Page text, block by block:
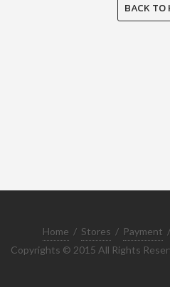
BACK TO
Home / Stores / Payment /
Copyrights © 2015 All Rights